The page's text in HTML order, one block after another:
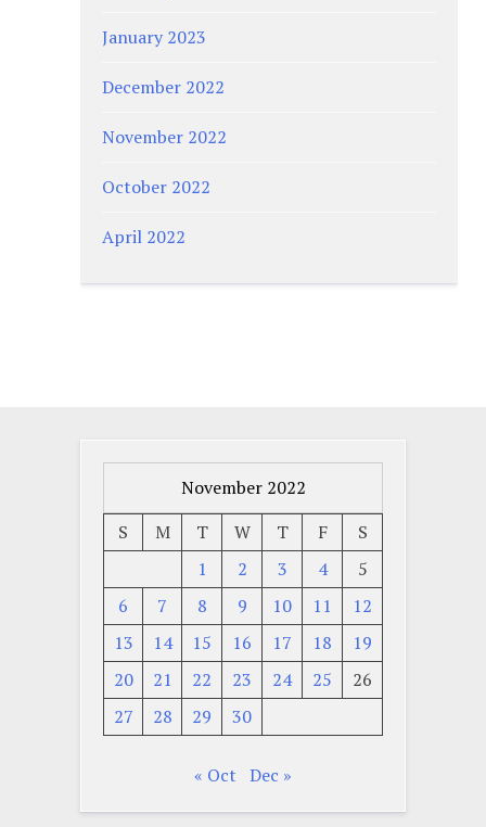
January 2023
December 2022
November 2022
October 2022
April 2022
November 2022
S
M T W T F
S
1
2 3 4
5
6
7 8 9 10 11
12
13
14 15 16 17 18
19
20
21 22 23 24 25
26
27
28 29 30
« Oct Dec »